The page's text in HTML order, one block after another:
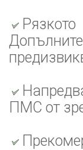
ПМС от